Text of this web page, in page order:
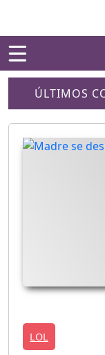
ÚLTIMOS
LOL